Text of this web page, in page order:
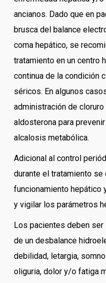
ancianos. Dado que en
brusca del balance
coma hepático, se
tratamiento en un centro
continua de la condición
séricos. En algunos
administración de
aldosterona para
alcalosis metabólica.
Adicional al control
durante el tratamiento se
funcionamiento hepático
y vigilar los parámetros
Los pacientes deben
de un desbalance
debilidad, letargia,
oliguria, dolor y/o fatiga